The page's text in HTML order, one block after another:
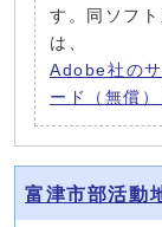
す。同ソフ
は、
Adobe社の
ード（無償）
富津市部活動